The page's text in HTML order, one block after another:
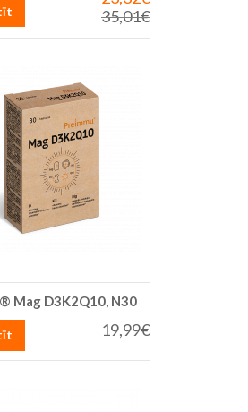
cena
Parastā
cena
35,01€
Mag D3K2Q10, N30
19,99€